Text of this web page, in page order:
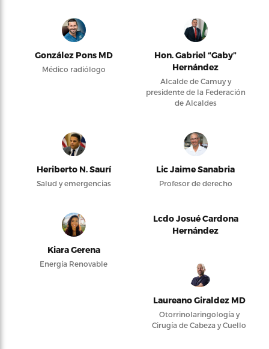
González Pons MD
Médico radiólogo
Hon. Gabriel “Gaby”
Hernández
Alcalde de Camuy y
presidente de la Federación
de Alcaldes
Heriberto N. Saurí
Salud y emergencias
Lic Jaime Sanabria
Profesor de derecho
Kiara Gerena
Energía Renovable
Lcdo Josué Cardona
Hernández
Laureano Giraldez MD
Otorrinolaringología y
Cirugía de Cabeza y Cuello